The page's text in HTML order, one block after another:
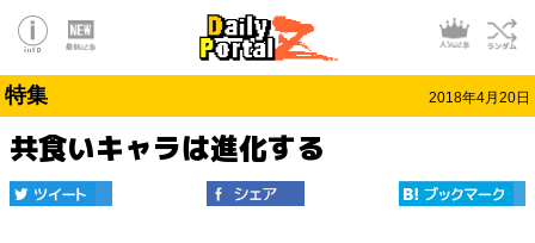
特集 2018年4月20日
共食いキャラは進化する